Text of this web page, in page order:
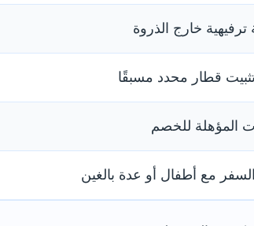
ترفيهية خارج الذروة
قطار محدد مسبقًا
المؤهلة للخصم
مع أطفال أو عدة بالغين